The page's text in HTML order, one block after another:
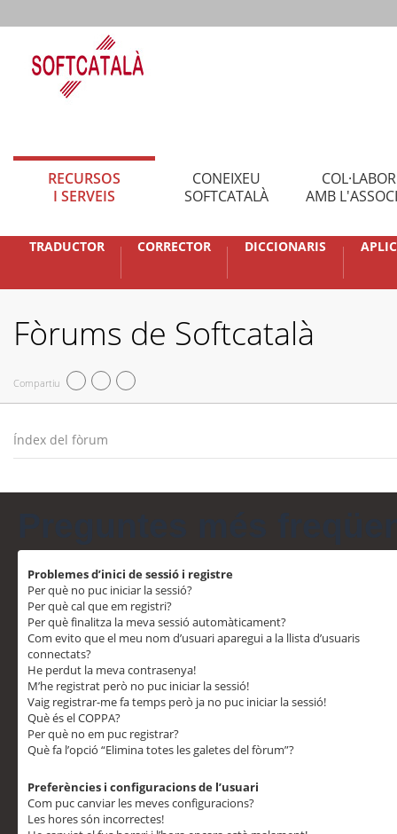
RECURSOS
I SERVEIS
CONEIXEU
SOFTCATALÀ
AMB
TRADUCTOR CORRECTOR DICCIONARIS
Fòrums de Softcatalà
Compartiu
Índex del fòrum
Problemes d’inici de sessió i registre
Per què no puc iniciar la sessió?
Per què cal que em registri?
Per què finalitza la meva sessió automàticament?
Com evito que el meu nom d’usuari aparegui a la llista d’usuaris
connectats?
He perdut la meva contrasenya!
M’he registrat però no puc iniciar la sessió!
Vaig registrar-me fa temps però ja no puc iniciar la sessió!
Què és el COPPA?
Per què no em puc registrar?
Què fa l’opció “Elimina totes les galetes del fòrum”?
Preferències i configuracions de l’usuari
Com puc canviar les meves configuracions?
Les hores són incorrectes!